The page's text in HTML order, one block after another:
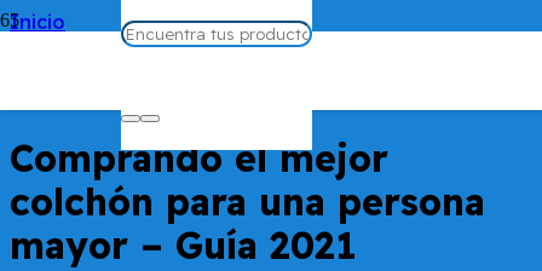
Inicio
Alquiler Productos Ortopédicos
Comprando el mejor
colchón para una persona
mayor – Guía 2021